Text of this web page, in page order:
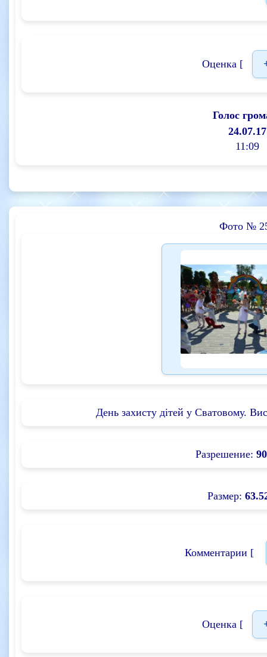
Оценка [
Голос
24.07.17
11:09
Фото №
День захисту дітей у Сватовому.
Разрешение:
Размер:
Комментарии [
Оценка [